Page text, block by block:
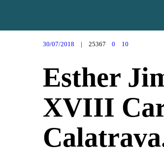
30/07/2018 25367 0 10
Esther
XVIII